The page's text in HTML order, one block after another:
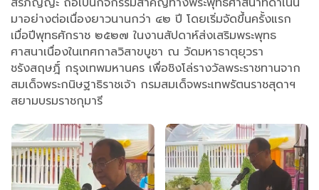
มาอย่างต่อเนื่องยาวนานกว่า ๔๒ ปี โดยเริ่มจัดขึ้นครั้งแรก
เมื่อปีพุทธศักราช ๒๕๒๗ ในงานสัปดาห์ส่งเสริมพระพุทธ
ศาสนาเนื่องในเทศกาลวิสาขบูชา ณ วัดมหาธาตุยุวรา
ชรังสฤษฎิ์ กรุงเทพมหานคร เพื่อชิงโล่รางวัลพระราชทานจาก
สมเด็จพระกนิษฐาธิราชเจ้า กรมสมเด็จพระเทพรัตนราชสุดาฯ
สยามบรมราชกุมารี